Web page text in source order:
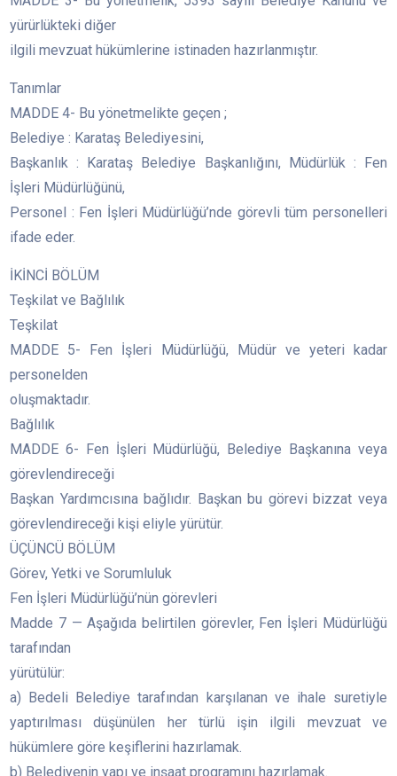
yürürlükteki diğer
ilgili mevzuat hükümlerine istinaden hazırlanmıştır.
Tanımlar
MADDE 4- Bu yönetmelikte geçen ;
Belediye : Karataş Belediyesini,
Başkanlık : Karataş Belediye Başkanlığını, Müdürlük : Fen
İşleri Müdürlüğünü,
Personel : Fen İşleri Müdürlüğü’nde görevli tüm personelleri
ifade eder.
İKİNCİ BÖLÜM
Teşkilat ve Bağlılık
Teşkilat
MADDE 5- Fen İşleri Müdürlüğü, Müdür ve yeteri kadar
personelden
oluşmaktadır.
Bağlılık
MADDE 6- Fen İşleri Müdürlüğü, Belediye Başkanına veya
görevlendireceği
Başkan Yardımcısına bağlıdır. Başkan bu görevi bizzat veya
görevlendireceği kişi eliyle yürütür.
ÜÇÜNCÜ BÖLÜM
Görev, Yetki ve Sorumluluk
Fen İşleri Müdürlüğü’nün görevleri
Madde 7 — Aşağıda belirtilen görevler, Fen İşleri Müdürlüğü
tarafından
yürütülür:
a) Bedeli Belediye tarafından karşılanan ve ihale suretiyle
yaptırılması düşünülen her türlü işin ilgili mevzuat ve
hükümlere göre keşiflerini hazırlamak.
b) Belediyenin yapı ve inşaat programını hazırlamak.